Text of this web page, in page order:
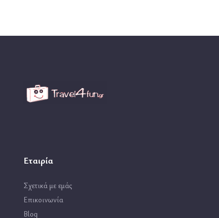
Εταιρία
Σχετικά με εμάς
Επικοινωνία
Blog